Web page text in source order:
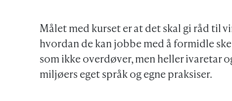
Målet med kurset er at det skal gi råd til
hvordan de kan jobbe med å formidle
som ikke overdøver, men heller ivaretar
miljøers eget språk og egne praksiser.